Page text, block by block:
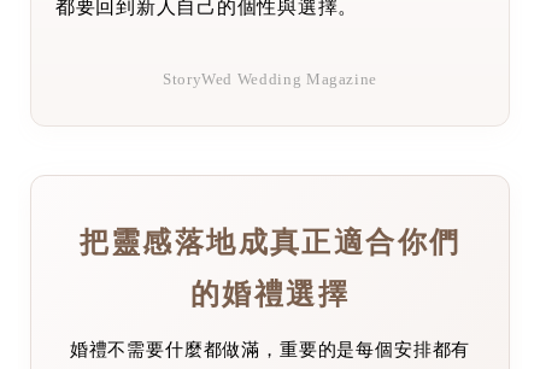
都要回到新人自己的個性與選擇。
StoryWed Wedding Magazine
把靈感落地成真正適合你們
的婚禮選擇
婚禮不需要什麼都做滿，重要的是每個安排都有